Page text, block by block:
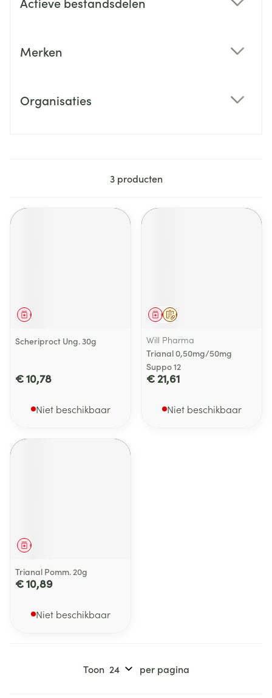
Merken
Organisaties
3producten
Geneesmiddel
Scheriproct Ung. 30g
€ 10,78
Niet beschikbaar
Op voorschrift
Geneesmiddel
Will Pharma
Trianal 0,50mg/50mg
Suppo 12
€ 21,61
Niet beschikbaar
Geneesmiddel
Trianal Pomm. 20g
€ 10,89
Niet beschikbaar
Toon per pagina